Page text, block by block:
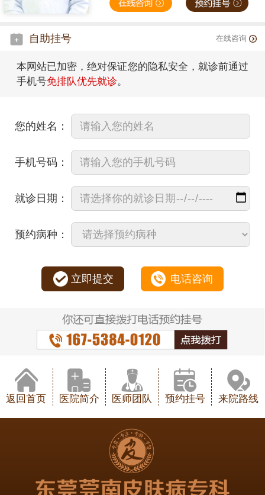
自助挂号 在线咨询
本网站已加密，绝对保证您的隐私安全，就诊前通过
手机号免排队优先就诊。
您的姓名：
手机号码：
就诊日期：
预约病种：
立即提交 电话咨询
返回首页 医院简介 医师团队 预约挂号 来院路线